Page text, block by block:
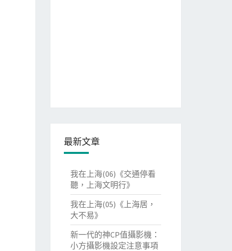
最新文章
我在上海(06)《交通停看
聽，上海文明行》
我在上海(05)《上海居，
大不易》
新一代的神CP值攝影機：
小方攝影機設定注意事項